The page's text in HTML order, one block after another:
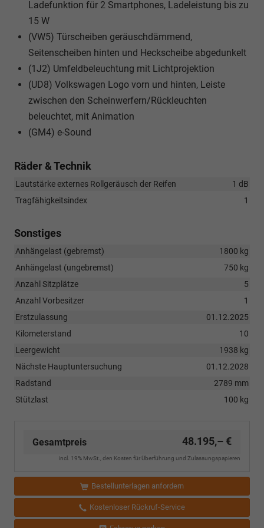
Ladefunktion für 2 Smartphones, Ladeleistung bis zu
15 W
(VW5) Türscheiben geräuschdämmend,
Seitenscheiben hinten und Heckscheibe abgedunkelt
(1J2) Umfeldbeleuchtung mit Lichtprojektion
(UD8) Volkswagen Logo vorn und hinten, Leiste
zwischen den Scheinwerfern/Rückleuchten
beleuchtet, mit Animation
(GM4) e-Sound
Räder & Technik
Lautstärke externes Rollgeräusch der Reifen
1 dB
Tragfähigkeitsindex
1
Sonstiges
Anhängelast (gebremst)
1800 kg
Anhängelast (ungebremst)
750 kg
Anzahl Sitzplätze
5
Anzahl Vorbesitzer
1
Erstzulassung
01.12.2025
Kilometerstand
10
Leergewicht
1938 kg
Nächste Hauptuntersuchung
01.12.2028
Radstand
2789 mm
Stützlast
100 kg
Gesamtpreis 48.195,– €
incl. 19% MwSt., den Kosten für Überführung und Zulassungspapieren
Bestellunterlagen anfordern
Kostenloser Rückruf-Service